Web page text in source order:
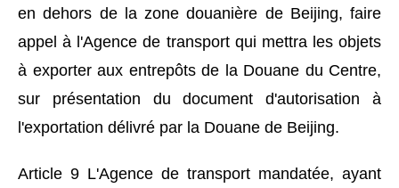
en dehors de la zone douanière de Beijing, faire
appel à l'Agence de transport qui mettra les objets
à exporter aux entrepôts de la Douane du Centre,
sur présentation du document d'autorisation à
l'exportation délivré par la Douane de Beijing.
Article 9 L'Agence de transport mandatée, ayant